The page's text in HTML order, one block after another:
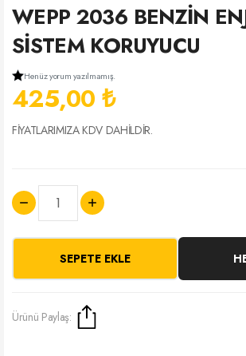
WEPP 2036 BENZİN
SİSTEM KORUYUCU
Henüz yorum yazılmamış.
425,00 ₺
FİYATLARIMIZA KDV DAHİLDİR.
SEPETE EKLE
Ürünü Paylaş: